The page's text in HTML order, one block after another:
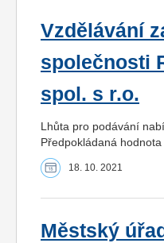
Vzdělávání
společnosti
spol. s r.o.
Lhůta pro podávání
Předpokládaná
18. 10. 2021
Městský